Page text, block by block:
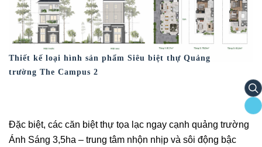
Thiết kế loại hình sản phẩm Siêu biệt thự Quảng
trường The Campus 2
Đặc biệt, các căn biệt thự tọa lạc ngay cạnh quảng trường
Ánh Sáng 3,5ha – trung tâm nhộn nhịp và sôi động bậc